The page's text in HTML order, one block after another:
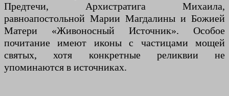
Предтечи, Архистратига Михаила,
равноапостольной Марии Магдалины и Божией
Матери «Живоносный Источник». Особое
почитание имеют иконы с частицами мощей
святых, хотя конкретные реликвии не
упоминаются в источниках.